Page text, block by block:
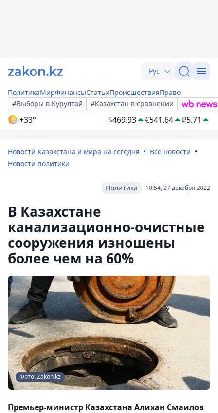
Рус
ПолитикаМирФинансыСтатьиПроисшествияПраво
#Выборы в Курултай
#Казахстан в сравнении
+33° $469.93 €541.64 ₽5.71
Новости Казахстана и мира на сегодня
Все новости
Новости политики
10:54, 27 декабря 2022
Политика
В Казахстане
канализационно-очистные
сооружения изношены
более чем на 60%
Фото: Zakon.kz
Премьер-министр Казахстана Алихан Смаилов